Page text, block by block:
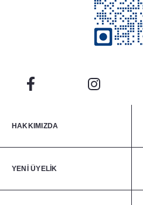
HAKKIMIZDA
YENİ ÜYELİK